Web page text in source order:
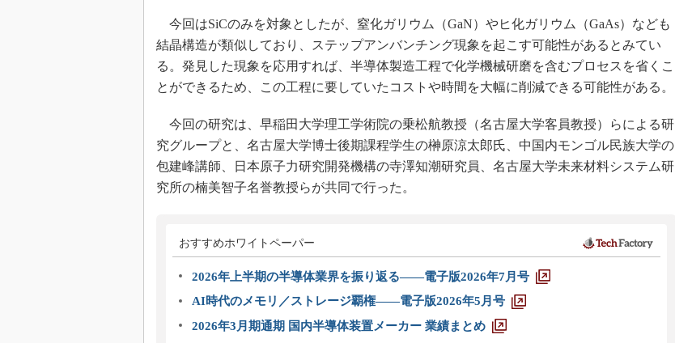
今回はSiCのみを対象としたが、窒化ガリウム（GaN）やヒ化ガリウム（GaAs）なども
結晶構造が類似しており、ステップアンバンチング現象を起こす可能性があるとみてい
る。発見した現象を応用すれば、半導体製造工程で化学機械研磨を含むプロセスを省くこ
とができるため、この工程に要していたコストや時間を大幅に削減できる可能性がある。
今回の研究は、早稲田大学理工学術院の乗松航教授（名古屋大学客員教授）らによる研
究グループと、名古屋大学博士後期課程学生の榊原涼太郎氏、中国内モンゴル民族大学の
包建峰講師、日本原子力研究開発機構の寺澤知潮研究員、名古屋大学未来材料システム研
究所の楠美智子名誉教授らが共同で行った。
おすすめホワイトペーパー
2026年上半期の半導体業界を振り返る――電子版2026年7月号
AI時代のメモリ／ストレージ覇権――電子版2026年5月号
2026年3月期通期 国内半導体装置メーカー 業績まとめ